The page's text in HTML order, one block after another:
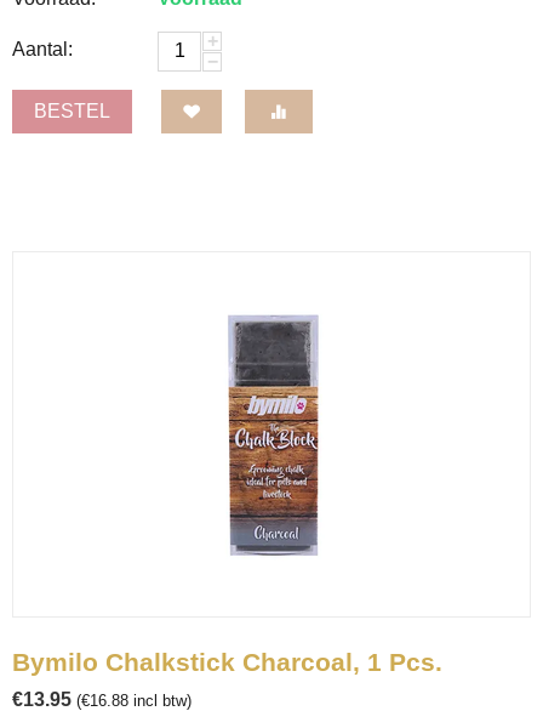
Aantal:
+
−
BESTEL
Bymilo Chalkstick Charcoal, 1 Pcs.
€13.95 (€16.88 incl btw)